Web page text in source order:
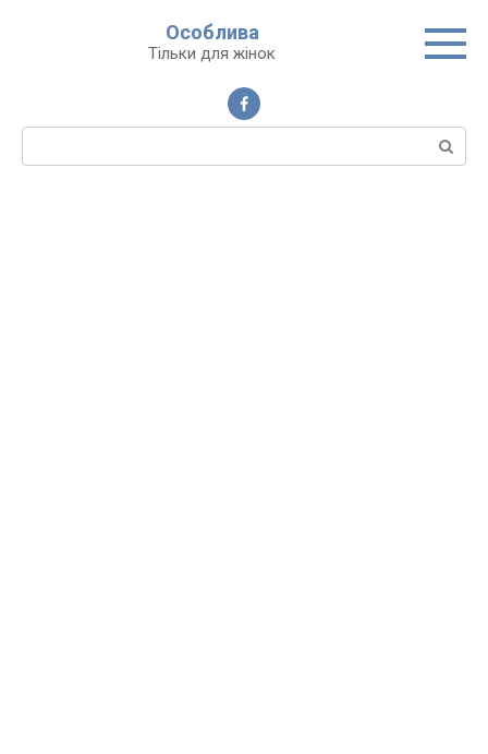
Особлива
Тільки для жінок
Пошук: